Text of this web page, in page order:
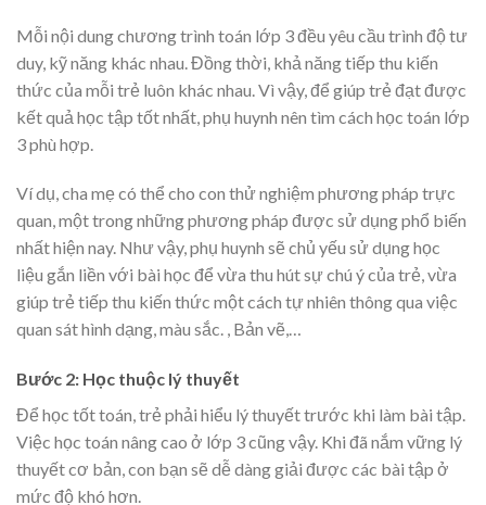
Mỗi nội dung chương trình toán lớp 3 đều yêu cầu trình độ tư
duy, kỹ năng khác nhau. Đồng thời, khả năng tiếp thu kiến
thức của mỗi trẻ luôn khác nhau. Vì vậy, để giúp trẻ đạt được
kết quả học tập tốt nhất, phụ huynh nên tìm cách học toán lớp
3 phù hợp.
Ví dụ, cha mẹ có thể cho con thử nghiệm phương pháp trực
quan, một trong những phương pháp được sử dụng phổ biến
nhất hiện nay. Như vậy, phụ huynh sẽ chủ yếu sử dụng học
liệu gắn liền với bài học để vừa thu hút sự chú ý của trẻ, vừa
giúp trẻ tiếp thu kiến thức một cách tự nhiên thông qua việc
quan sát hình dạng, màu sắc. , Bản vẽ,…
Bước 2: Học thuộc lý thuyết
Để học tốt toán, trẻ phải hiểu lý thuyết trước khi làm bài tập.
Việc học toán nâng cao ở lớp 3 cũng vậy. Khi đã nắm vững lý
thuyết cơ bản, con bạn sẽ dễ dàng giải được các bài tập ở
mức độ khó hơn.